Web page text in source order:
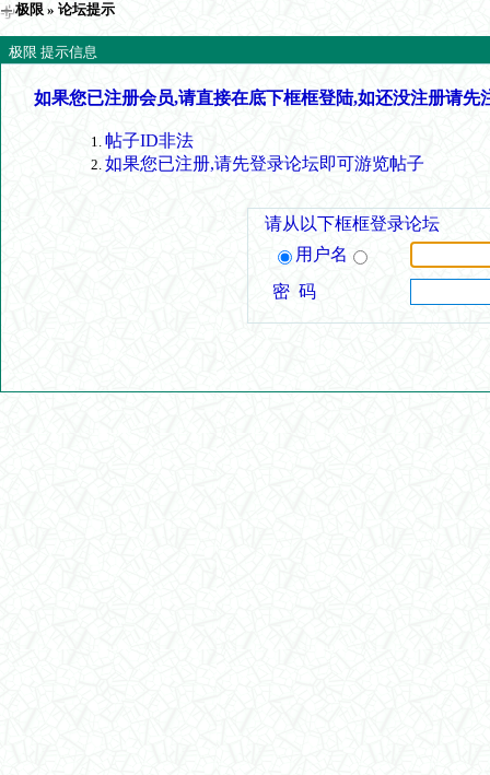
极限 » 论坛提示
极限 提示信息
如果您已注册会员,请直接在底下框框登陆,如还没注册请先
帖子ID非法
如果您已注册,请先登录论坛即可游览帖子
请从以下框框登录论坛
用户名
密 码